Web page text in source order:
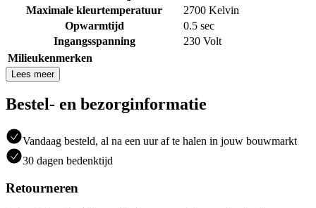
Maximale kleurtemperatuur
2700 Kelvin
Opwarmtijd
0.5 sec
Ingangsspanning
230 Volt
Milieukenmerken
Lees meer
Bestel- en bezorginformatie
Vandaag besteld, al na een uur af te halen in jouw bouwmarkt
30 dagen bedenktijd
Retourneren